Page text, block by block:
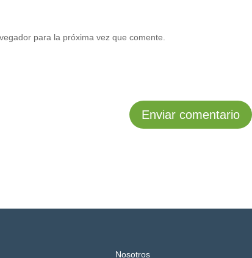
para la próxima vez que comente.
Nosotros